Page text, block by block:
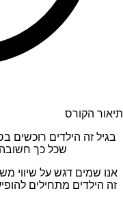
תיאור הקורס
בגיל זה הילדים רוכשים
שכל כך
אנו שמים דגש על שיווי
זה הילדים מתחילים